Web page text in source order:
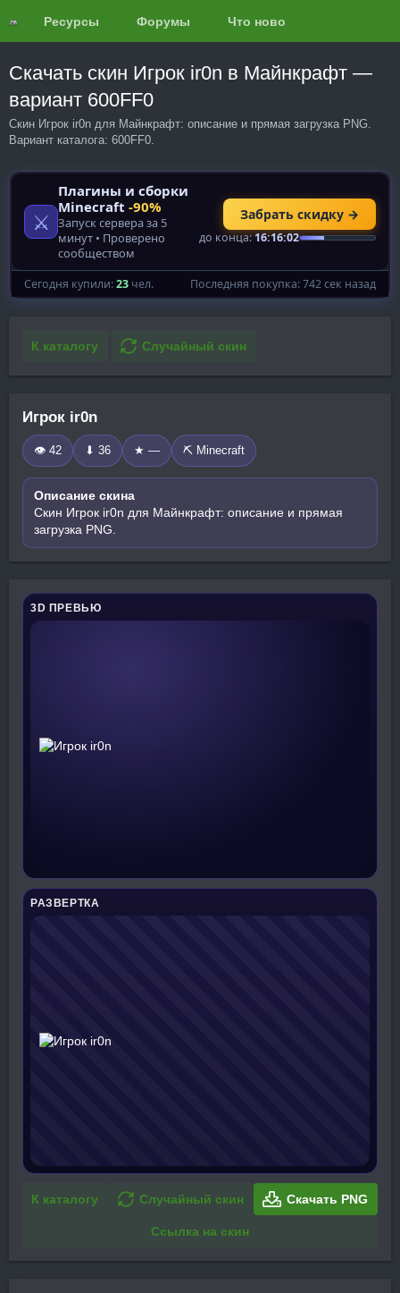
Ресурсы Форумы Что нового?
Скачать скин Игрок ir0n в Майнкрафт —
вариант 600FF0
Скин Игрок ir0n для Майнкрафт: описание и прямая загрузка PNG.
Вариант каталога: 600FF0.
К каталогу Случайный скин
Игрок ir0n
👁 42 ⬇ 36 ★ — ⛏️ Minecraft
Описание скина
Скин Игрок ir0n для Майнкрафт: описание и прямая
загрузка PNG.
3D ПРЕВЬЮ
РАЗВЕРТКА
К каталогу Случайный скин Скачать PNG
Ссылка на скин